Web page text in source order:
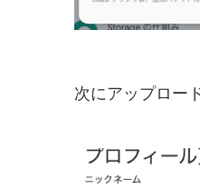
次にアップロー